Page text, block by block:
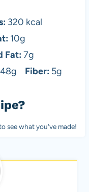
320 kcal
10g
Fat: 7g
48g Fiber: 5g
see what you've made!